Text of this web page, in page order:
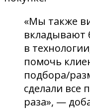
«Мы также
вкладывают
в
помочь
подбора/
сделали все
раза», —